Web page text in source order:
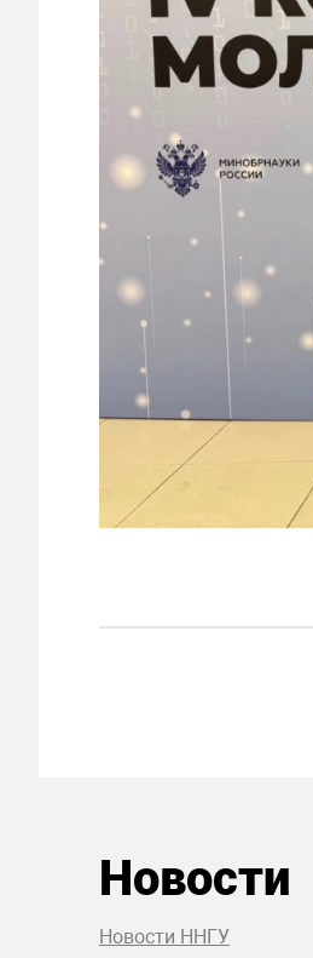
Новости
Новости ННГУ